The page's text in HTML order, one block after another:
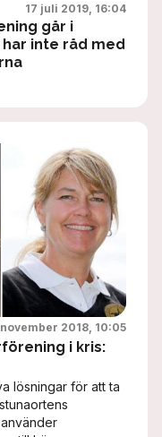
17 juli 2019, 16:04
går i
har inte råd med
2018, 10:05
i kris:
lösningar för att ta